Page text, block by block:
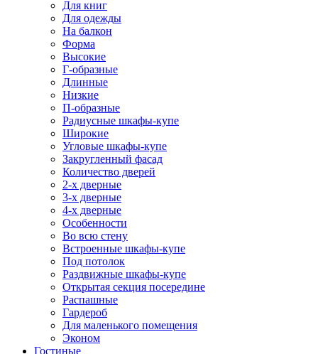
Для книг
Для одежды
На балкон
Форма
Высокие
Г-образные
Длинные
Низкие
П-образные
Радиусные шкафы-купе
Широкие
Угловые шкафы-купе
Закругленный фасад
Количество дверей
2-х дверные
3-х дверные
4-х дверные
Особенности
Во всю стену
Встроенные шкафы-купе
Под потолок
Раздвижные шкафы-купе
Открытая секция посередине
Распашные
Гардероб
Для маленького помещения
Эконом
Гостиные